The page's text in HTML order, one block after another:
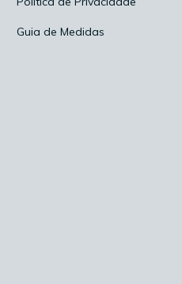
Guia de Medidas